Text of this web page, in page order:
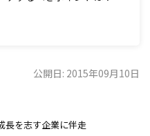
公開日: 2015年09月10日
長を志す企業に伴走